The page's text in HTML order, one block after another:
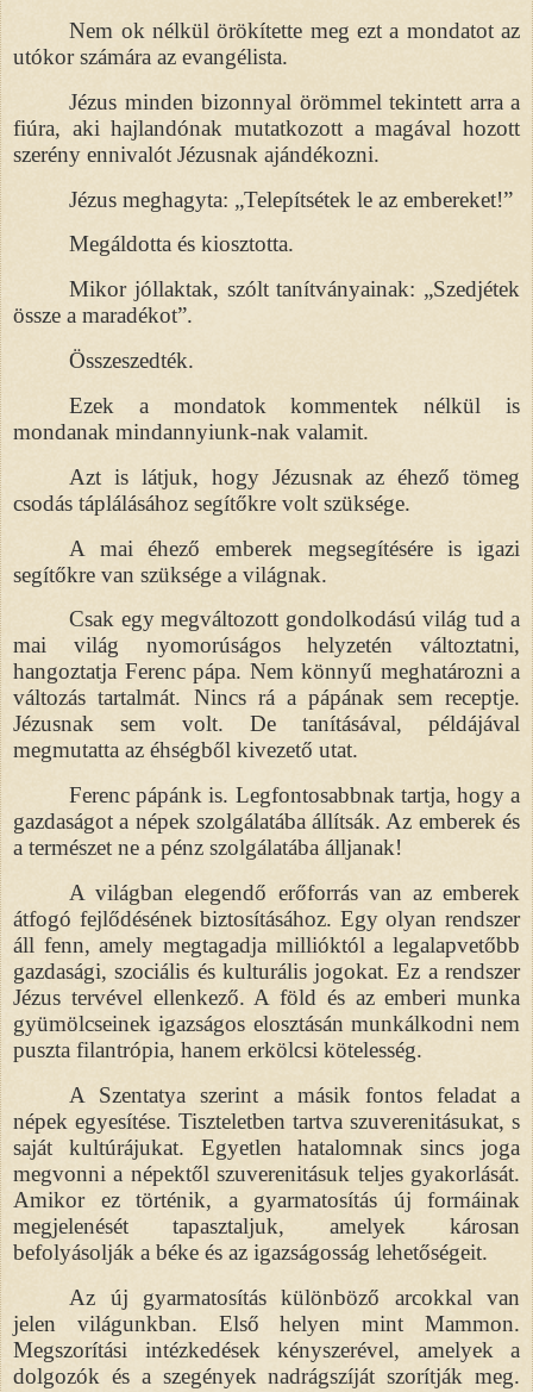
Nem ok nélkül örökítette meg ezt a mondatot az
utókor számára az evangélista.
Jézus minden bizonnyal örömmel tekintett arra a
fiúra, aki hajlandónak mutatkozott a magával hozott
szerény ennivalót Jézusnak ajándékozni.
Jézus meghagyta: „Telepítsétek le az embereket!”
Megáldotta és kiosztotta.
Mikor jóllaktak, szólt tanítványainak: „Szedjétek
össze a maradékot”.
Összeszedték.
Ezek a mondatok kommentek nélkül is
mondanak mindannyiunk-nak valamit.
Azt is látjuk, hogy Jézusnak az éhező tömeg
csodás táplálásához segítőkre volt szüksége.
A mai éhező emberek megsegítésére is igazi
segítőkre van szüksége a világnak.
Csak egy megváltozott gondolkodású világ tud a
mai világ nyomorúságos helyzetén változtatni,
hangoztatja Ferenc pápa. Nem könnyű meghatározni a
változás tartalmát. Nincs rá a pápának sem receptje.
Jézusnak sem volt. De tanításával, példájával
megmutatta az éhségből kivezető utat.
Ferenc pápánk is. Legfontosabbnak tartja, hogy a
gazdaságot a népek szolgálatába állítsák. Az emberek és
a természet ne a pénz szolgálatába álljanak!
A világban elegendő erőforrás van az emberek
átfogó fejlődésének biztosításához. Egy olyan rendszer
áll fenn, amely megtagadja millióktól a legalapvetőbb
gazdasági, szociális és kulturális jogokat. Ez a rendszer
Jézus tervével ellenkező. A föld és az emberi munka
gyümölcseinek igazságos elosztásán munkálkodni nem
puszta filantrópia, hanem erkölcsi kötelesség.
A Szentatya szerint a másik fontos feladat a
népek egyesítése. Tiszteletben tartva szuverenitásukat, s
saját kultúrájukat. Egyetlen hatalomnak sincs joga
megvonni a népektől szuverenitásuk teljes gyakorlását.
Amikor ez történik, a gyarmatosítás új formáinak
megjelenését tapasztaljuk, amelyek károsan
befolyásolják a béke és az igazságosság lehetőségeit.
Az új gyarmatosítás különböző arcokkal van
jelen világunkban. Első helyen mint Mammon.
Megszorítási intézkedések kényszerével, amelyek a
dolgozók és a szegények nadrágszíját szorítják meg.